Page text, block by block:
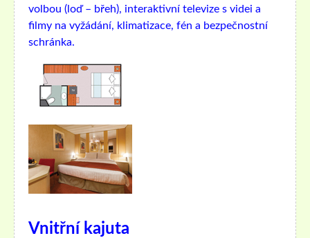
volbou (loď – břeh), interaktivní televize s videi a
filmy na vyžádání, klimatizace, fén a bezpečnostní
schránka.
Vnitřní kajuta